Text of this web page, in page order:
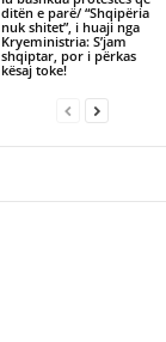
ditën e parë/ “Shqipëria
nuk shitet”, i huaji nga
Kryeministria: S’jam
shqiptar, por i përkas
kësaj toke!